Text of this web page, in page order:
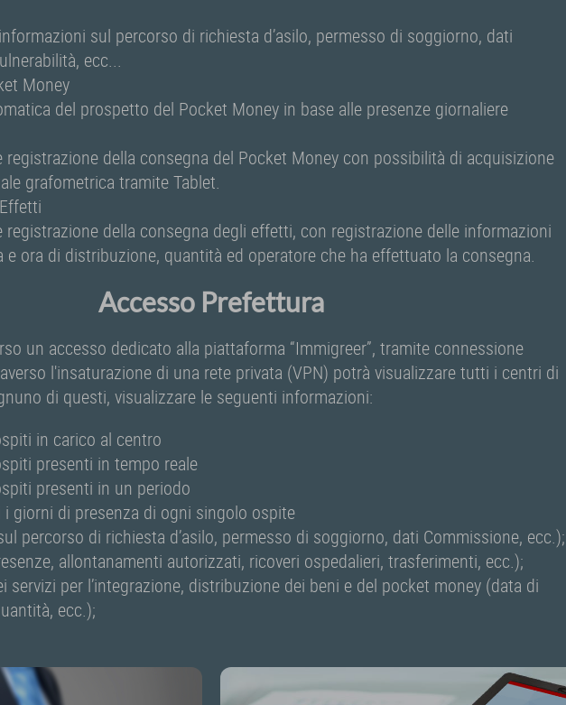
sul percorso di richiesta d’asilo, permesso di soggiorno, dati
ecc...
Money
del prospetto del Pocket Money in base alle presenze giornaliere
registrazione della consegna del Pocket Money con possibilità di acquisizione
grafometrica tramite Tablet.
registrazione della consegna degli effetti, con registrazione delle informazioni
e ora di distribuzione, quantità ed operatore che ha effettuato la consegna.
Accesso Prefettura
un accesso dedicato alla piattaforma “Immigreer”, tramite connessione
l'insaturazione di una rete privata (VPN) potrà visualizzare tutti i centri di
di questi, visualizzare le seguenti informazioni:
in carico al centro
presenti in tempo reale
presenti in un periodo
giorni di presenza di ogni singolo ospite
percorso di richiesta d’asilo, permesso di soggiorno, dati Commissione, ecc.);
allontanamenti autorizzati, ricoveri ospedalieri, trasferimenti, ecc.);
servizi per l’integrazione, distribuzione dei beni e del pocket money (data di
ecc.);